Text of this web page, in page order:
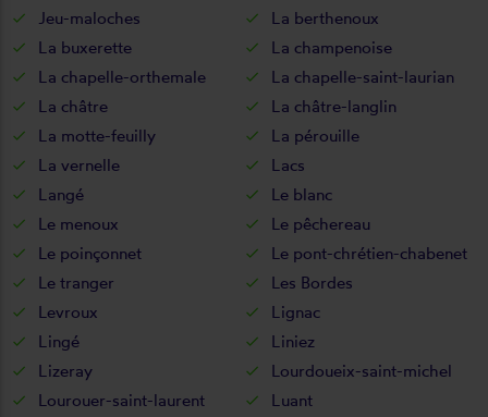
Jeu-maloches
La berthenoux
La buxerette
La champenoise
La chapelle-orthemale
La chapelle-saint-laurian
La châtre
La châtre-langlin
La motte-feuilly
La pérouille
La vernelle
Lacs
Langé
Le blanc
Le menoux
Le pêchereau
Le poinçonnet
Le pont-chrétien-chabenet
Le tranger
Les Bordes
Levroux
Lignac
Lingé
Liniez
Lizeray
Lourdoueix-saint-michel
Lourouer-saint-laurent
Luant